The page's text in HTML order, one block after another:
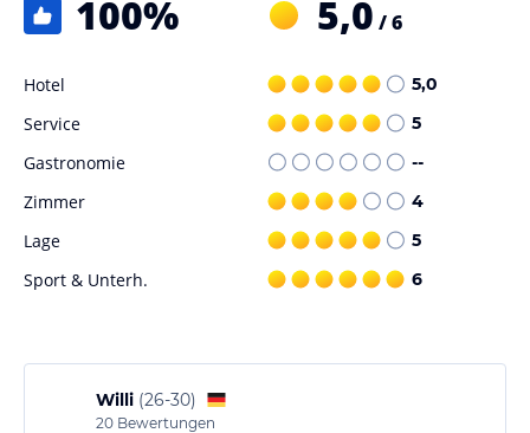
100% 5,0 / 6
Hotel 5,0
Service 5
Gastronomie --
Zimmer 4
Lage 5
Sport & Unterh. 6
Willi (26-30)
20 Bewertungen